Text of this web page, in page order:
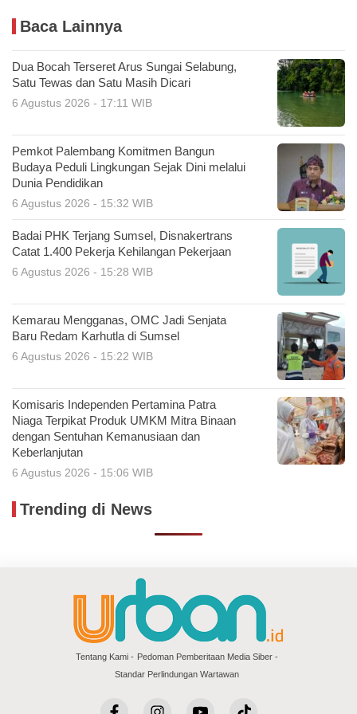
Baca Lainnya
Dua Bocah Terseret Arus Sungai Selabung,
Satu Tewas dan Satu Masih Dicari
6 Agustus 2026 - 17:11 WIB
Pemkot Palembang Komitmen Bangun
Budaya Peduli Lingkungan Sejak Dini melalui
Dunia Pendidikan
6 Agustus 2026 - 15:32 WIB
Badai PHK Terjang Sumsel, Disnakertrans
Catat 1.400 Pekerja Kehilangan Pekerjaan
6 Agustus 2026 - 15:28 WIB
Kemarau Mengganas, OMC Jadi Senjata
Baru Redam Karhutla di Sumsel
6 Agustus 2026 - 15:22 WIB
Komisaris Independen Pertamina Patra
Niaga Terpikat Produk UMKM Mitra Binaan
dengan Sentuhan Kemanusiaan dan
Keberlanjutan
6 Agustus 2026 - 15:06 WIB
Trending di News
Tentang Kami
Pedoman Pemberitaan Media Siber
Standar Perlindungan Wartawan